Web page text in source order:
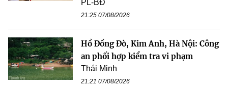
PL-BĐ
21:25 07/08/2026
Hồ Đồng Đò, Kim Anh, Hà Nội: Công
an phối hợp kiểm tra vi phạm
Thái Minh
21:21 07/08/2026